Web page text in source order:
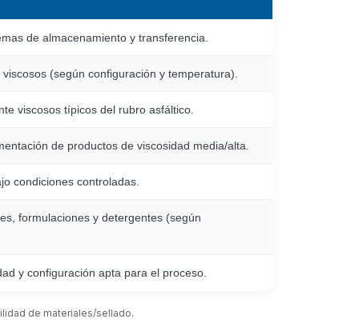
de almacenamiento y transferencia.
(según configuración y temperatura).
viscosos típicos del rubro asfáltico.
de productos de viscosidad media/alta.
condiciones controladas.
formulaciones y detergentes (según
y configuración apta para el proceso.
de materiales/sellado.